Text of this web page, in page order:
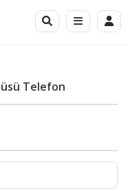
Telefon